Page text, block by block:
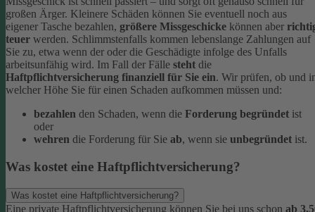
großen Ärger. Kleinere Schäden können Sie eventuell noch aus
eigener Tasche bezahlen, größere Missgeschicke können aber
teuer werden. Schlimmstenfalls kommen lebenslange Zahlungen auf
Sie zu, etwa wenn der oder die Geschädigte infolge des Unfalls
arbeitsunfähig wird. Im Fall der Fälle steht die
Haftpflichtversicherung finanziell für Sie ein. Wir prüfen, ob und
welcher Höhe Sie für einen Schaden aufkommen müssen und:
bezahlen den Schaden, wenn die Forderung begründet ist
oder
wehren die Forderung für Sie ab, wenn sie unbegründet ist.
Was kostet eine Haftpflichtversicherung?
Was kostet eine Haftpflichtversicherung?
Eine private Haftpflichtversicherung können Sie bei uns schon ab